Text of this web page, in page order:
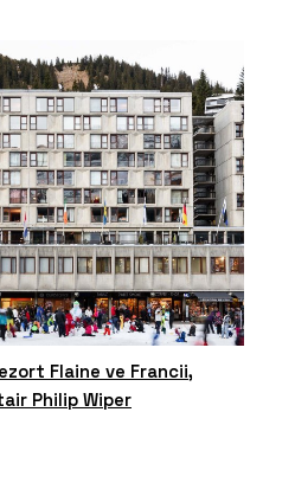
Flaine ve Francii,
Philip Wiper